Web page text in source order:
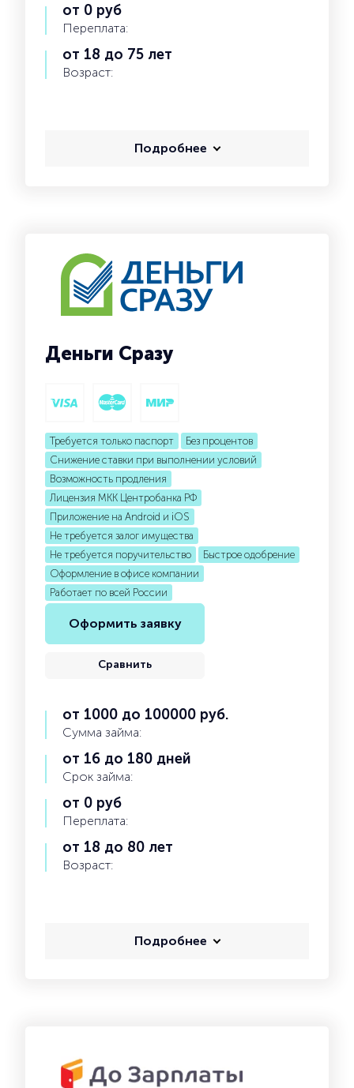
от 0 руб
Переплата:
от 18 до 75 лет
Возраст:
Подробнее
Деньги Сразу
Требуется только паспорт
Без процентов
Снижение ставки при выполнении условий
Возможность продления
Лицензия МКК Центробанка РФ
Приложение на Android и iOS
Не требуется залог имущества
Не требуется поручительство
Быстрое одобрение
Оформление в офисе компании
Работает по всей России
Оформить заявку
Сравнить
от 1000 до 100000 руб.
Сумма займа:
от 16 до 180 дней
Срок займа:
от 0 руб
Переплата:
от 18 до 80 лет
Возраст:
Подробнее